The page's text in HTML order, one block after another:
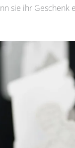
sie ihr